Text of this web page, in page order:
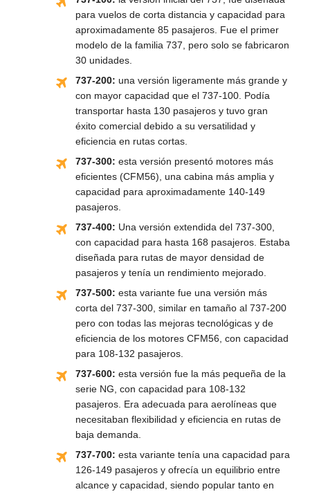
para vuelos de corta distancia y capacidad para
aproximadamente 85 pasajeros. Fue el primer
modelo de la familia 737, pero solo se fabricaron
30 unidades.
737-200: una versión ligeramente más grande y
con mayor capacidad que el 737-100. Podía
transportar hasta 130 pasajeros y tuvo gran
éxito comercial debido a su versatilidad y
eficiencia en rutas cortas.
737-300: esta versión presentó motores más
eficientes (CFM56), una cabina más amplia y
capacidad para aproximadamente 140-149
pasajeros.
737-400: Una versión extendida del 737-300,
con capacidad para hasta 168 pasajeros. Estaba
diseñada para rutas de mayor densidad de
pasajeros y tenía un rendimiento mejorado.
737-500: esta variante fue una versión más
corta del 737-300, similar en tamaño al 737-200
pero con todas las mejoras tecnológicas y de
eficiencia de los motores CFM56, con capacidad
para 108-132 pasajeros.
737-600: esta versión fue la más pequeña de la
serie NG, con capacidad para 108-132
pasajeros. Era adecuada para aerolíneas que
necesitaban flexibilidad y eficiencia en rutas de
baja demanda.
737-700: esta variante tenía una capacidad para
126-149 pasajeros y ofrecía un equilibrio entre
alcance y capacidad, siendo popular tanto en